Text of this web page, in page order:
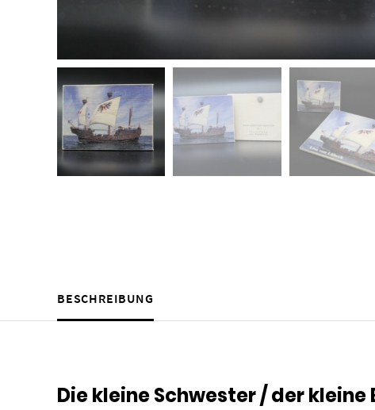
BESCHREIBUNG
Die kleine Schwester / der